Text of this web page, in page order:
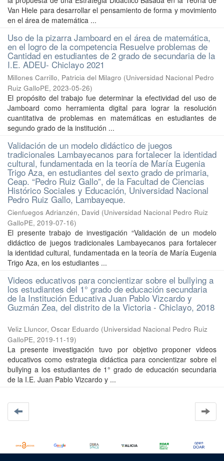
Van Hiele para desarrollar el pensamiento de forma y movimiento
en el área de matemática ...
Uso de la pizarra Jamboard en el área de matemática,
en el logro de la competencia Resuelve problemas de
Cantidad en estudiantes de 2 grado de secundaria de la
I.E. ADEU- Chiclayo 2021
Millones Carrillo, Patricia del Milagro (Universidad Nacional Pedro
Ruiz GalloPE, 2023-05-26)
El propósito del trabajo fue determinar la efectividad del uso de
Jamboard como herramienta digital para lograr la resolución
cuantitativa de problemas en matemáticas en estudiantes de
segundo grado de la institución ...
Validación de un modelo didáctico de juegos
tradicionales Lambayecanos para fortalecer la identidad
cultural, fundamentada en la teoría de María Eugenia
Trigo Aza, en estudiantes del sexto grado de primaria,
Ceap. “Pedro Ruiz Gallo”, de la Facultad de Ciencias
Histórico Sociales y Educación, Universidad Nacional
Pedro Ruiz Gallo, Lambayeque.
Cienfuegos Adrianzén, David (Universidad Nacional Pedro Ruiz
GalloPE, 2019-07-16)
El presente trabajo de investigación “Validación de un modelo
didáctico de juegos tradicionales Lambayecanos para fortalecer
la identidad cultural, fundamentada en la teoría de María Eugenia
Trigo Aza, en los estudiantes ...
Videos educativos para concientizar sobre el bullying a
los estudiantes del 1° grado de educación secundaria
de la Institución Educativa Juan Pablo Vizcardo y
Guzmán Zea, del distrito de la Victoria - Chiclayo, 2018
Veliz Lluncor, Oscar Eduardo (Universidad Nacional Pedro Ruiz
GalloPE, 2019-11-19)
La presente investigación tuvo por objetivo proponer videos
educativos como estrategia didáctica para concientizar sobre el
bullying a los estudiantes de 1° grado de educación secundaria
de la I.E. Juan Pablo Vizcardo y ...